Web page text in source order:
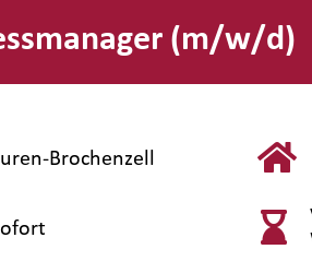
(m/w/d)
Brochenzell